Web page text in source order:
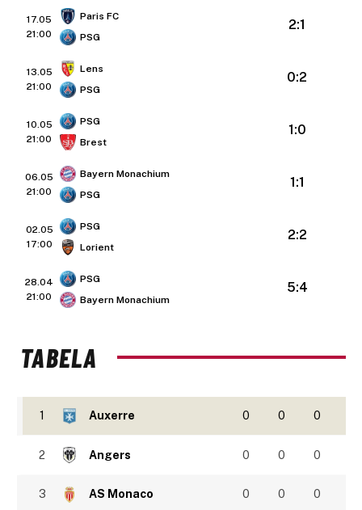
17.05
21:00
Paris FC
PSG
2:1
13.05
21:00
Lens
PSG
0:2
10.05
21:00
PSG
Brest
1:0
06.05
21:00
Bayern Monachium
PSG
1:1
02.05
17:00
PSG
Lorient
2:2
28.04
21:00
PSG
Bayern Monachium
5:4
TABELA
1 Auxerre 0 0 0
2 Angers 0 0 0
3 AS Monaco 0 0 0